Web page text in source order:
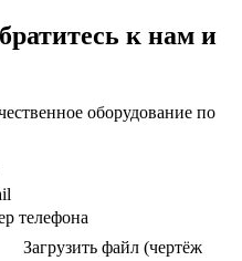
к нам и
оборудование по
телефона
Загрузить файл (чертёж